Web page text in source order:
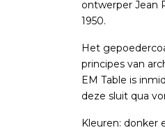
ontwerper Jean
1950.
Het
principes van
EM Table is
deze sluit qua
Kleuren: donker